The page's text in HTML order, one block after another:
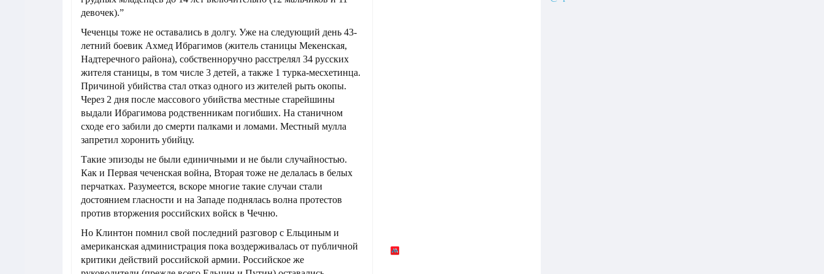
девочек).”
Чеченцы тоже не оставались в долгу. Уже на следующий день 43-
летний боевик Ахмед Ибрагимов (житель станицы Мекенская,
Надтеречного района), собственноручно расстрелял 34 русских
жителя станицы, в том числе 3 детей, а также 1 турка-месхетинца.
Причиной убийства стал отказ одного из жителей рыть окопы.
Через 2 дня после массового убийства местные старейшины
выдали Ибрагимова родственникам погибших. На станичном
сходе его забили до смерти палками и ломами. Местный мулла
запретил хоронить убийцу.
Такие эпизоды не были единичными и не были случайностью.
Как и Первая чеченская война, Вторая тоже не делалась в белых
перчатках. Разумеется, вскоре многие такие случаи стали
достоянием гласности и на Западе поднялась волна протестов
против вторжения российских войск в Чечню.
Но Клинтон помнил свой последний разговор с Ельциным и
американская администрация пока воздерживалась от публичной
критики действий российской армии. Российское же